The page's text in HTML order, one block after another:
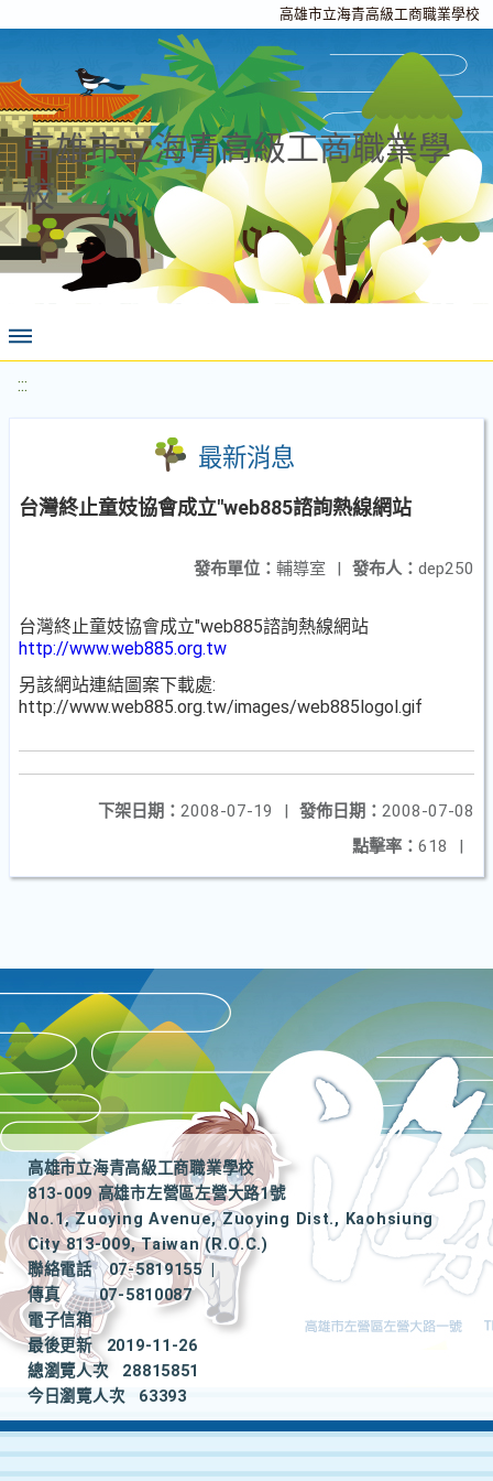
高雄市立海青高級工商職業學校
高雄市立海青高級工商職業學
校
:::
最新消息
台灣終止童妓協會成立"web885諮詢熱線網站
發布人： dep250
發布單位： 輔導室 |
台灣終止童妓協會成立"web885諮詢熱線網站
http://www.web885.org.tw
另該網站連結圖案下載處:
http://www.web885.org.tw/images/web885logol.gif
發佈日期： 2008-07-08
下架日期： 2008-07-19
|
點擊率： 618 |
高雄市立海青高級工商職業學校
813-009 高雄市左營區左營大路1號
No.1, Zuoying Avenue, Zuoying Dist., Kaohsiung
City 813-009, Taiwan (R.O.C.)
聯絡電話
07-5819155
|
傳真
07-5810087
電子信箱
最後更新
2019-11-26
總瀏覽人次
28815851
今日瀏覽人次
63393